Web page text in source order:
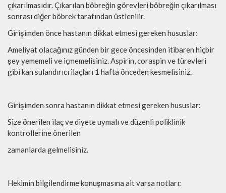
çıkarılmasıdır. Çıkarılan böbreğin görevleri böbreğin çıkarılması
sonrası diğer böbrek tarafından üstlenilir.
Girişimden önce hastanın dikkat etmesi gereken hususlar:
Ameliyat olacağınız günden bir gece öncesinden itibaren hiçbir
şey yememeli ve içmemelisiniz. Aspirin, coraspin ve türevleri
gibi kan sulandırıcı ilaçları 1 hafta önceden kesmelisiniz.
Girişimden sonra hastanın dikkat etmesi gereken hususlar:
Size önerilen ilaç ve diyete uymalı ve düzenli poliklinik
kontrollerine önerilen
zamanlarda gelmelisiniz.
Hekimin bilgilendirme konuşmasına ait varsa notları: